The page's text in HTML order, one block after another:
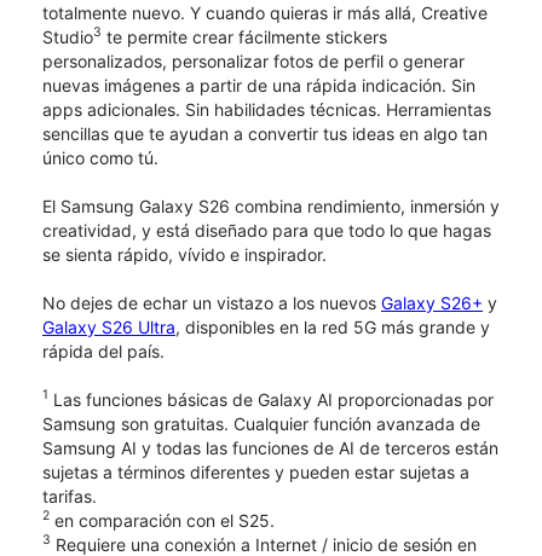
totalmente nuevo. Y cuando quieras ir más allá, Creative
Studio3 te permite crear fácilmente stickers
personalizados, personalizar fotos de perfil o generar
nuevas imágenes a partir de una rápida indicación. Sin
apps adicionales. Sin habilidades técnicas. Herramientas
sencillas que te ayudan a convertir tus ideas en algo tan
único como tú.
El Samsung Galaxy S26 combina rendimiento, inmersión y
creatividad, y está diseñado para que todo lo que hagas
se sienta rápido, vívido e inspirador.
No dejes de echar un vistazo a los nuevos Galaxy S26+ y
Galaxy S26 Ultra, disponibles en la red 5G más grande y
rápida del país.
1 Las funciones básicas de Galaxy AI proporcionadas por
Samsung son gratuitas. Cualquier función avanzada de
Samsung AI y todas las funciones de AI de terceros están
sujetas a términos diferentes y pueden estar sujetas a
tarifas.
2 en comparación con el S25.
3 Requiere una conexión a Internet / inicio de sesión en